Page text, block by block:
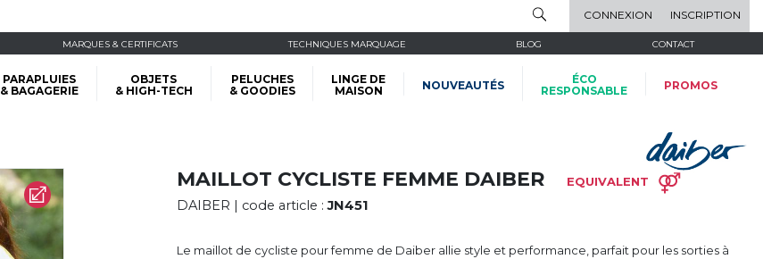
CONNEXION INSCRIPTION
MARQUES & CERTIFICATS TECHNIQUES MARQUAGE BLOG CONTACT
PARAPLUIES
& BAGAGERIE
OBJETS
& HIGH-TECH
PELUCHES
& GOODIES
LINGE DE
MAISON
NOUVEAUTÉS
ÉCO
RESPONSABLE
PROMOS
MAILLOT CYCLISTE FEMME DAIBER EQUIVALENT
DAIBER | code article :JN451
Le maillot de cycliste pour femme de Daiber allie style et performance, parfait pour les sorties à